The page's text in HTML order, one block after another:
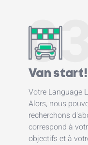
03
Van start!
Votre Language
Alors, nous
recherchons
correspond à
objectifs et à